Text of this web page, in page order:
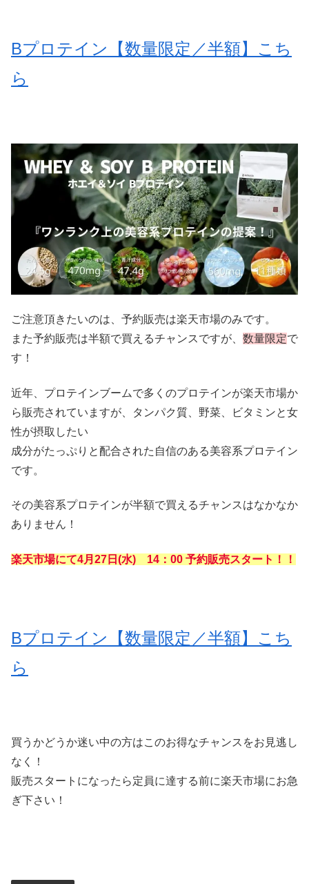
Bプロテイン【数量限定／半額】こち
ら
ご注意頂きたいのは、予約販売は楽天市場のみです。
また予約販売は半額で買えるチャンスですが、 数量限定で
す！
近年、プロテインブームで多くのプロテインが楽天市場か
ら販売されていますが、タンパク質、野菜、ビタミンと女
性が摂取したい
成分がたっぷりと配合された自信のある美容系プロテイン
です。
その美容系プロテインが半額で買えるチャンスはなかなか
ありません！
楽天市場にて4月27日(水) 14：00 予約販売スタート！！
Bプロテイン【数量限定／半額】こち
ら
買うかどうか迷い中の方はこのお得なチャンスをお見逃し
なく！
販売スタートになったら定員に達する前に楽天市場にお急
ぎ下さい！